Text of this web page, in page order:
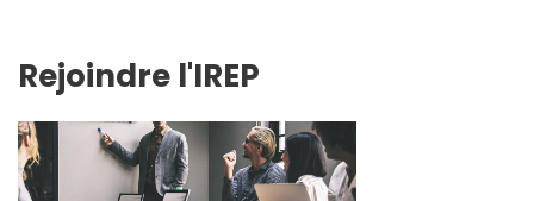
Rejoindre l'IREP